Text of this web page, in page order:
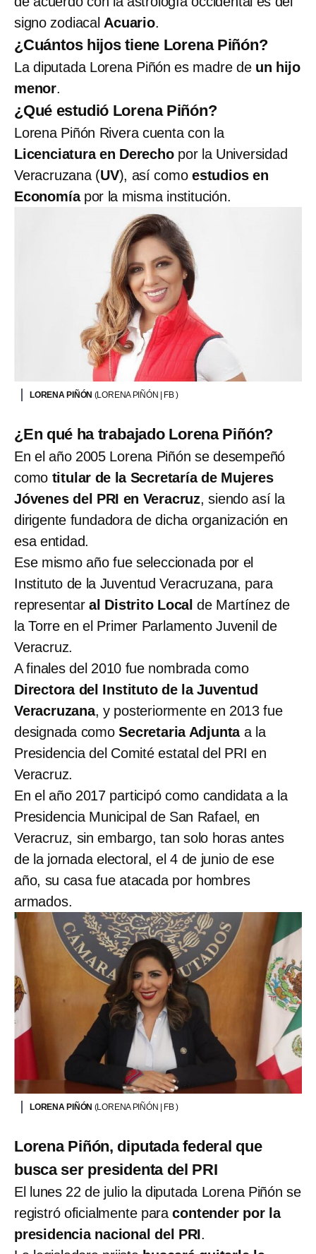
signo zodiacalAcuario.
¿Cuántos hijos tiene Lorena Piñón?
La diputada Lorena Piñón es madre de un hijo
menor.
¿Qué estudió Lorena Piñón?
Lorena Piñón Rivera cuenta con la
Licenciatura en Derechopor la Universidad
Veracruzana (UV), así comoestudios en
Economíapor la misma institución.
LORENA PIÑÓN (LORENA PIÑÓN | FB )
¿En qué ha trabajado Lorena Piñón?
En el año 2005 Lorena Piñón se desempeñó
como titular de la Secretaría de Mujeres
Jóvenes del PRI en Veracruz, siendo así la
dirigente fundadora de dicha organización en
esa entidad.
Ese mismo año fue seleccionada por el
Instituto de la Juventud Veracruzana, para
representaral Distrito Local de Martínez de
la Torre en el Primer Parlamento Juvenil de
Veracruz.
A finales del 2010 fue nombrada como
Directora del Instituto de la Juventud
Veracruzana, y posteriormente en 2013 fue
designada comoSecretaria Adjuntaa la
Presidencia del Comité estatal del PRI en
Veracruz.
En el año 2017 participó como candidata a la
Presidencia Municipal de San Rafael, en
Veracruz, sin embargo, tan solo horas antes
de la jornada electoral, el 4 de junio de ese
año, su casa fue atacada por hombres
armados.
LORENA PIÑÓN (LORENA PIÑÓN | FB )
Lorena Piñón, diputada federal que
busca ser presidenta del PRI
El lunes 22 de julio la diputada Lorena Piñón se
registró oficialmente paracontender por la
presidencia nacional del PRI.